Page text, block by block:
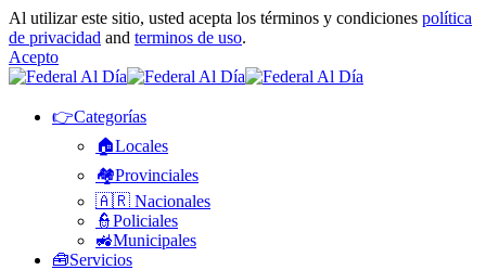
Al utilizar este sitio, usted acepta los términos y condiciones política
de privacidad and terminos de uso.
Acepto
👉Categorías
🏠Locales
🏘️Provinciales
🇦🇷 Nacionales
👮Policiales
🚜Municipales
🧰Servicios